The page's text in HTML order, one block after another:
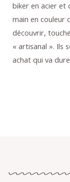
biker en acier et
main en couleur
découvrir,
« artisanal ». Ils
achat qui va